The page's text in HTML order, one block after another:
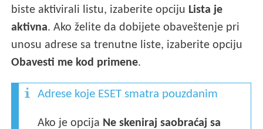
biste aktivirali listu, izaberite opciju Lista je
aktivna. Ako želite da dobijete obaveštenje pri
unosu adrese sa trenutne liste, izaberite opciju
Obavesti me kod primene.
Adrese koje ESET smatra pouzdanim
Ako je opcija Ne skeniraj saobraćaj sa